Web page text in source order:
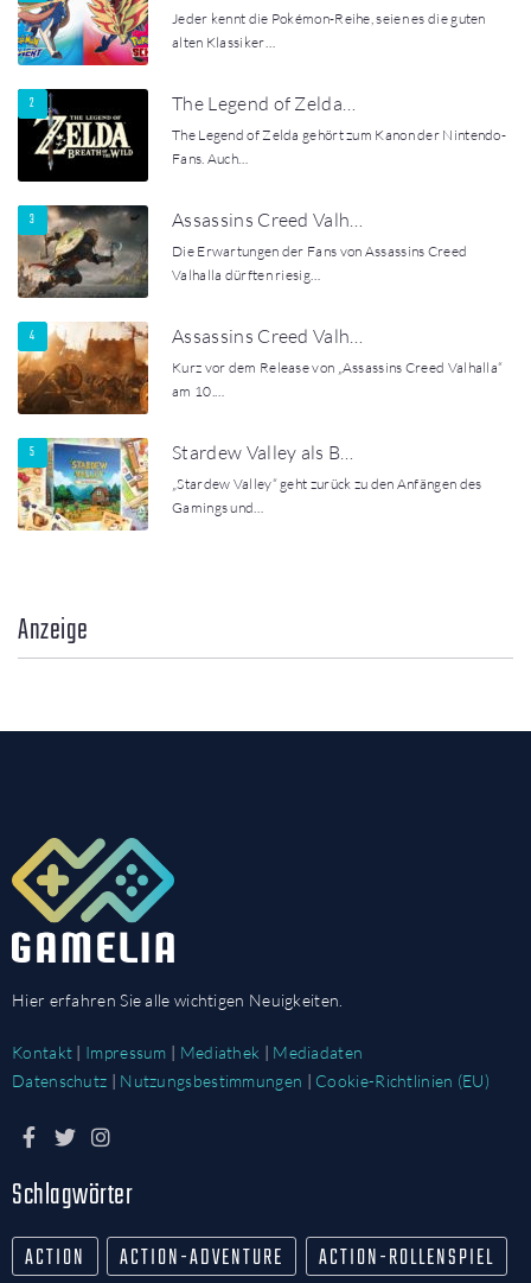
Jeder kennt die Pokémon-Reihe, seien es die guten
alten Klassiker…
The Legend of Zelda…
The Legend of Zelda gehört zum Kanon der Nintendo-
Fans. Auch…
Assassins Creed Valh…
Die Erwartungen der Fans von Assassins Creed
Valhalla dürften riesig…
Assassins Creed Valh…
Kurz vor dem Release von „Assassins Creed Valhalla“
am 10.…
Stardew Valley als B…
„Stardew Valley“ geht zurück zu den Anfängen des
Gamings und…
Anzeige
Hier erfahren Sie alle wichtigen Neuigkeiten.
Kontakt | Impressum | Mediathek | Mediadaten
Datenschutz | Nutzungsbestimmungen | Cookie-Richtlinien (EU)
Schlagwörter
ACTION ACTION-ADVENTURE ACTION-ROLLENSPIEL